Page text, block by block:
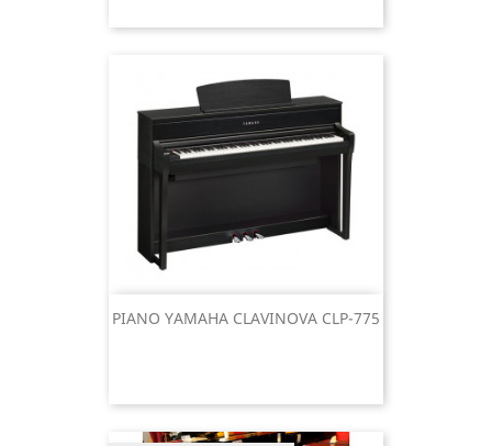
PIANO YAMAHA CLAVINOVA CLP-775